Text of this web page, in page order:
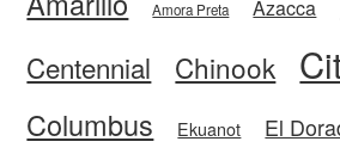
Amora Preta Azacca
Centennial Chinook
Columbus Ekuanot El